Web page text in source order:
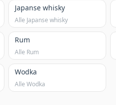
Japanse whisky
Alle Japanse whisky
Rum
Alle Rum
Wodka
Alle Wodka